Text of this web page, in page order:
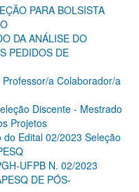
PARA BOLSISTA
DA ANÁLISE DO
PEDIDOS DE
a Colaborador/a
Discente - Mestrado
Projetos
do Edital 02/2023 Seleção
UFPB N. 02/2023
DE PÓS-